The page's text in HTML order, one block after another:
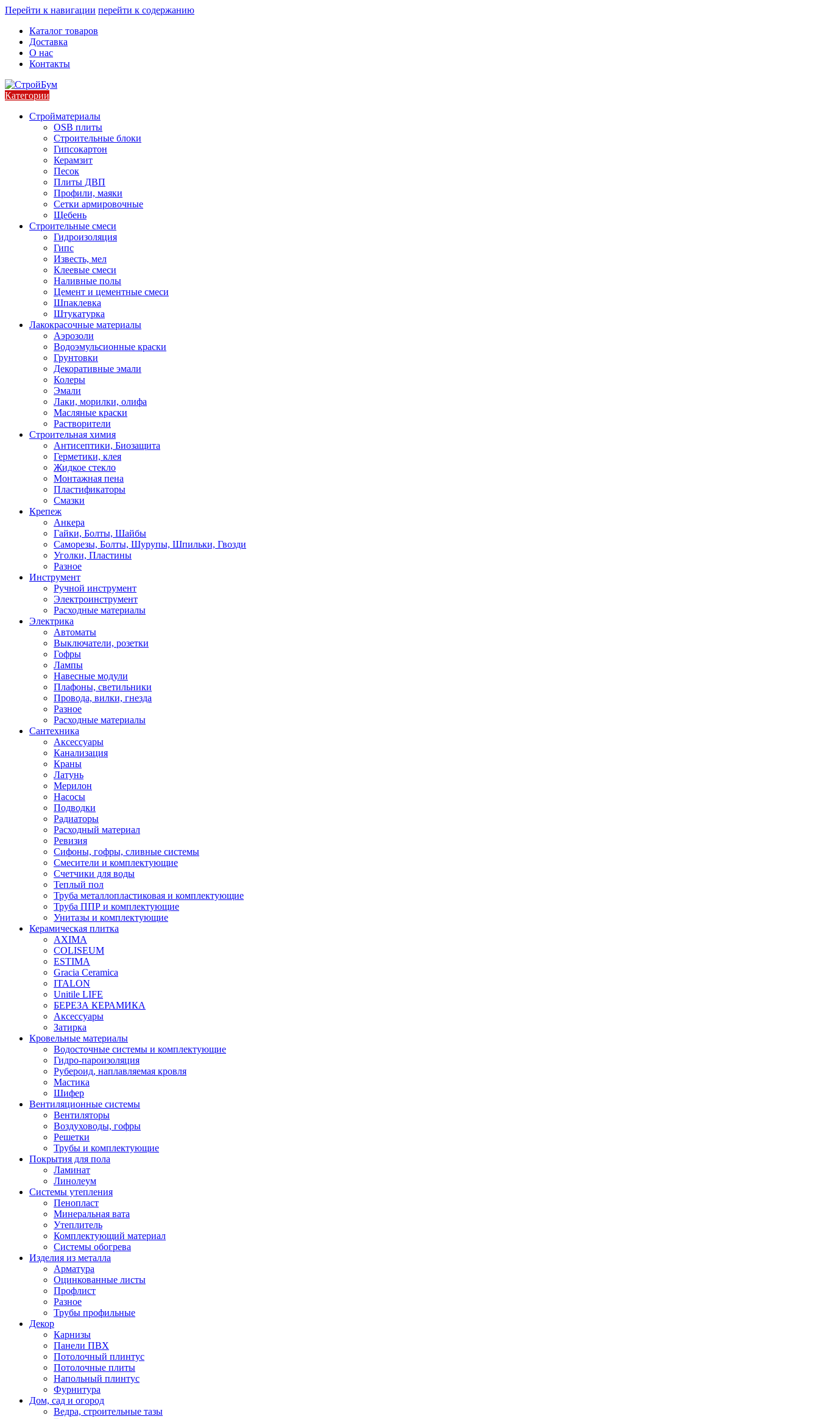
Перейти к навигации перейти к содержанию
Каталог товаров
Доставка
О нас
Контакты
Категории
Стройматериалы
OSB плиты
Строительные блоки
Гипсокартон
Керамзит
Песок
Плиты ДВП
Профили, маяки
Сетки армировочные
Щебень
Строительные смеси
Гидроизоляция
Гипс
Известь, мел
Клеевые смеси
Наливные полы
Цемент и цементные смеси
Шпаклевка
Штукатурка
Лакокрасочные материалы
Аэрозоли
Водоэмульсионные краски
Грунтовки
Декоративные эмали
Колеры
Эмали
Лаки, морилки, олифа
Масляные краски
Растворители
Строительная химия
Антисептики, Биозащита
Герметики, клея
Жидкое стекло
Монтажная пена
Пластификаторы
Смазки
Крепеж
Анкера
Гайки, Болты, Шайбы
Саморезы, Болты, Шурупы, Шпильки, Гвозди
Уголки, Пластины
Разное
Инструмент
Ручной инструмент
Электроинструмент
Расходные материалы
Электрика
Автоматы
Выключатели, розетки
Гофры
Лампы
Навесные модули
Плафоны, светильники
Провода, вилки, гнезда
Разное
Расходные материалы
Сантехника
Аксессуары
Канализация
Краны
Латунь
Мерилон
Насосы
Подводки
Радиаторы
Расходный материал
Ревизия
Сифоны, гофры, сливные системы
Смесители и комплектующие
Счетчики для воды
Теплый пол
Труба металлопластиковая и комплектующие
Труба ППР и комплектующие
Унитазы и комплектующие
Керамическая плитка
AXIMA
COLISEUM
ESTIMA
Gracia Ceramica
ITALON
Unitile LIFE
БЕРЕЗА КЕРАМИКА
Аксессуары
Затирка
Кровельные материалы
Водосточные системы и комплектующие
Гидро-пароизоляция
Рубероид, наплавляемая кровля
Мастика
Шифер
Вентиляционные системы
Вентиляторы
Воздуховоды, гофры
Решетки
Трубы и комплектующие
Покрытия для пола
Ламинат
Линолеум
Системы утепления
Пенопласт
Минеральная вата
Утеплитель
Комплектующий материал
Системы обогрева
Изделия из металла
Арматура
Оцинкованные листы
Профлист
Разное
Трубы профильные
Декор
Карнизы
Панели ПВХ
Потолочный плинтус
Потолочные плиты
Напольный плинтус
Фурнитура
Дом, сад и огород
Ведра, строительные тазы